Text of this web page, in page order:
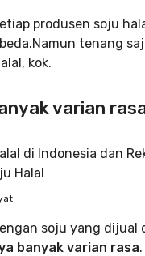
produsen soju
tenang
kok.
varian
soju yang dijual
banyak varian rasa